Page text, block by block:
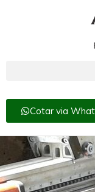
Cotar via